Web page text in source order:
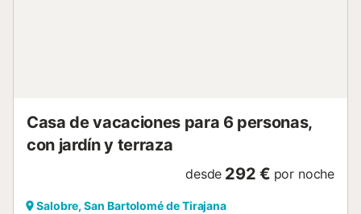
Casa de vacaciones para 6 personas,
con jardín y terraza
desde 292 € por noche
Salobre, San Bartolomé de Tirajana